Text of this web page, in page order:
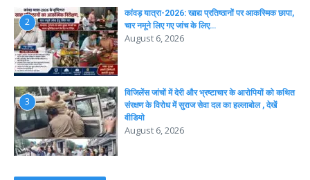
2
कांवड़ यात्रा-2026: खाद्य प्रतिष्ठानों पर आकस्मिक छापा,
चार नमूने लिए गए जांच के लिए…
August 6, 2026
3
विजिलेंस जांचों में देरी और भ्रष्टाचार के आरोपियों को कथित
संरक्षण के विरोध में सुराज सेवा दल का हल्लाबोल , देखें
वीडियो
August 6, 2026